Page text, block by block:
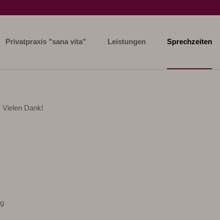
Privatpraxis "sana vita" Leistungen Sprechzeiten
Vielen Dank!